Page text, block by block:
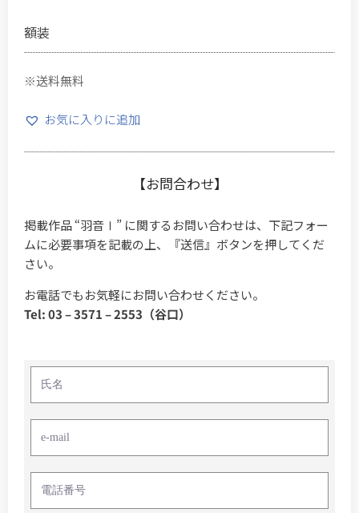
額装
※送料無料
お気に入りに追加
【お問合わせ】
掲載作品 “羽音Ⅰ” に関するお問い合わせは、下記フォー
ムに必要事項を記載の上、『送信』ボタンを押してくだ
さい。
お電話でもお気軽にお問い合わせください。
Tel: 03 – 3571 – 2553（谷口）